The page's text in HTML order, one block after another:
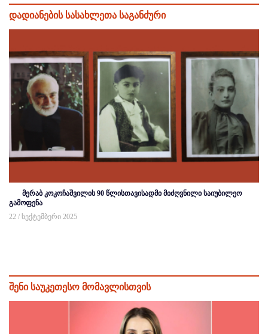
დადიანების სასახლეთა საგანძური
მერაბ კოკოჩაშვილის 90 წლისთავისადმი მიძღვნილი საიუბილეო
გამოფენა
22 / სექტემბერი 2025
შენი საუკეთესო მომავლისთვის